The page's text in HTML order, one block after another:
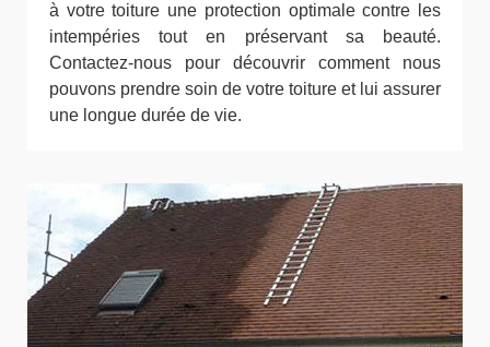
à votre toiture une protection optimale contre les
intempéries tout en préservant sa beauté.
Contactez-nous pour découvrir comment nous
pouvons prendre soin de votre toiture et lui assurer
une longue durée de vie.